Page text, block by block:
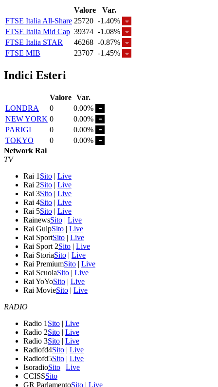
Valore
Var.
FTSE Italia All-Share 25720 -1.40%
FTSE Italia Mid Cap 39374 -1.08%
FTSE Italia STAR
46268 -0.87%
FTSE MIB
23707 -1.45%
Indici Esteri
Valore Var.
LONDRA
0
0.00%
NEW YORK 0
0.00%
PARIGI
0
0.00%
TOKYO
0
0.00%
Network Rai
TV
Rai 1 Sito | Live
Rai 2Sito | Live
Rai 3Sito | Live
Rai 4Sito | Live
Rai 5Sito | Live
RainewsSito | Live
Rai GulpSito | Live
Rai SportSito | Live
Rai Sport 2Sito | Live
Rai StoriaSito | Live
Rai PremiumSito | Live
Rai ScuolaSito | Live
Rai YoYoSito | Live
Rai MovieSito | Live
RADIO
Radio 1 Sito | Live
Radio 2Sito | Live
Radio 3Sito | Live
Radiofd4Sito | Live
Radiofd5Sito | Live
IsoradioSito | Live
CCISSSito
GR ParlamentoSito | Live